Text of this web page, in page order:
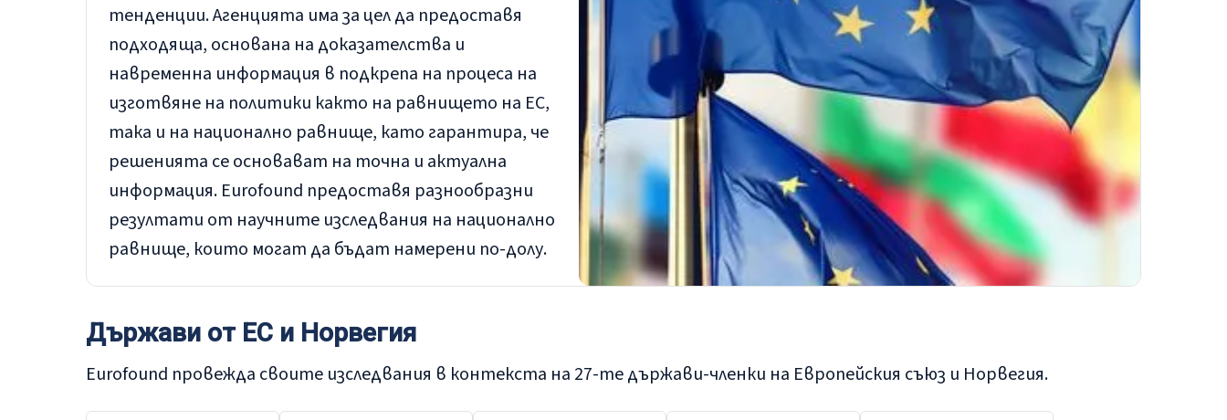
тенденции. Агенцията има за цел да предоставя
подходяща, основана на доказателства и
навременна информация в подкрепа на процеса на
изготвяне на политики както на равнището на ЕС,
така и на национално равнище, като гарантира, че
решенията се основават на точна и актуална
информация. Eurofound предоставя разнообразни
резултати от научните изследвания на национално
равнище, които могат да бъдат намерени по-долу.
Държави от ЕС и Норвегия
Eurofound провежда своите изследвания в контекста на 27-те държави-членки на Европейския съюз и Норвегия.